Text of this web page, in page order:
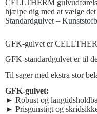
CELLTHERM
hjælpe dig med at vælge det
Standardgulvet –
GFK-gulvet er
GFK-standardgulvet er til
Til sager med ekstra stor
GFK-gulvet:
► Robust og
► Prisgunstigt og